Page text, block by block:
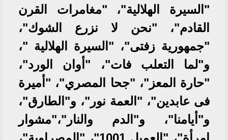
"السيرة الهلالية"، "مغامرات القرن
القادم"، "نحن لا نزرع الشوك"،
"جمهورية زفتى"، "السيرة الهلالية "،
و"لما التعلب فات"، "أوان الورد"،
"حارة المعز"، "جحا المصري"، "أميرة
فى عابدین"، "العمة نور"، و"الطارق"،
و"أيامنا"، و"الدم والنار"،"مشوار